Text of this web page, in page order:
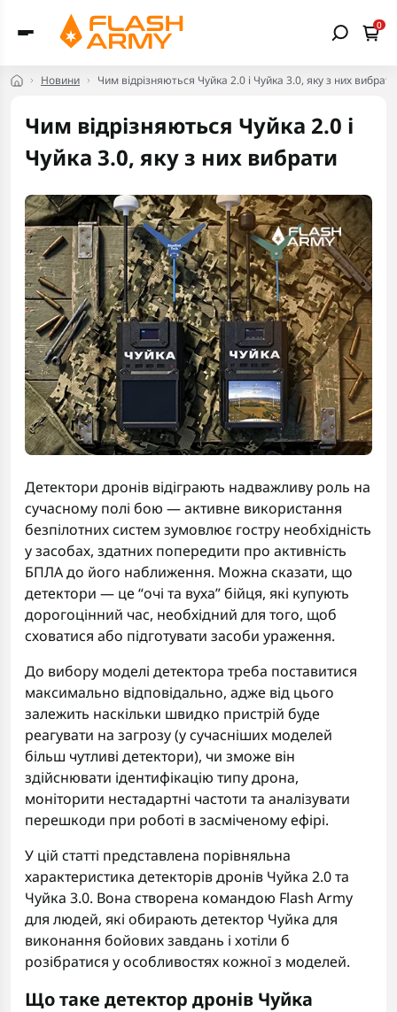
0
Новини Чим відрізняються Чуйка 2.0 і Чуйка 3.0, яку з них вибрати
Чим відрізняються Чуйка 2.0 і
Чуйка 3.0, яку з них вибрати
Детектори дронів відіграють надважливу роль на
сучасному полі бою — активне використання
безпілотних систем зумовлює гостру необхідність
у засобах, здатних попередити про активність
БПЛА до його наближення. Можна сказати, що
детектори — це “очі та вуха” бійця, які купують
дорогоцінний час, необхідний для того, щоб
сховатися або підготувати засоби ураження.
До вибору моделі детектора треба поставитися
максимально відповідально, адже від цього
залежить наскільки швидко пристрій буде
реагувати на загрозу (у сучасніших моделей
більш чутливі детектори), чи зможе він
здійснювати ідентифікацію типу дрона,
моніторити нестадартні частоти та аналізувати
перешкоди при роботі в засміченому ефірі.
У цій статті представлена порівняльна
характеристика детекторів дронів Чуйка 2.0 та
Чуйка 3.0. Вона створена командою Flash Army
для людей, які обирають детектор Чуйка для
виконання бойових завдань і хотіли б
розібратися у особливостях кожної з моделей.
Що таке детектор дронів Чуйка